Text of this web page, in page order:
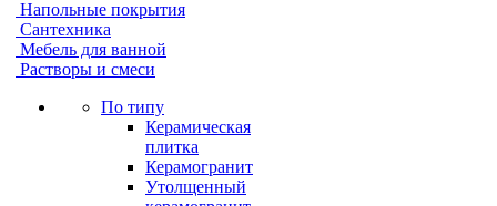
Напольные покрытия
Сантехника
Мебель для ванной
Растворы и смеси
По типу
Керамическая
плитка
Керамогранит
Утолщенный